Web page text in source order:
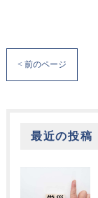
< 前のページ
最近の投稿